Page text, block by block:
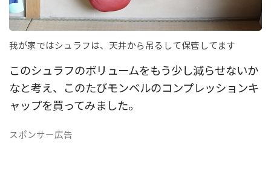
我が家ではシュラフは、天井から吊るして保管してます
このシュラフのボリュームをもう少し減らせないか
なと考え、このたびモンベルのコンプレッションキ
ャップを買ってみました。
スポンサー広告